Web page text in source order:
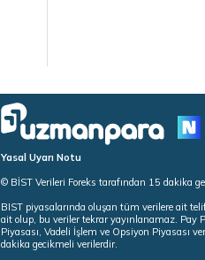
Yasal Uyarı Notu
© BİST Verileri Foreks tarafından 15 dakika
BIST piyasalarında oluşan tüm verilere ait
ait olup, bu veriler tekrar yayınlanamaz. Pay
Piyasası, Vadeli İşlem ve Opsiyon Piyasası
dakika gecikmeli verilerdir.